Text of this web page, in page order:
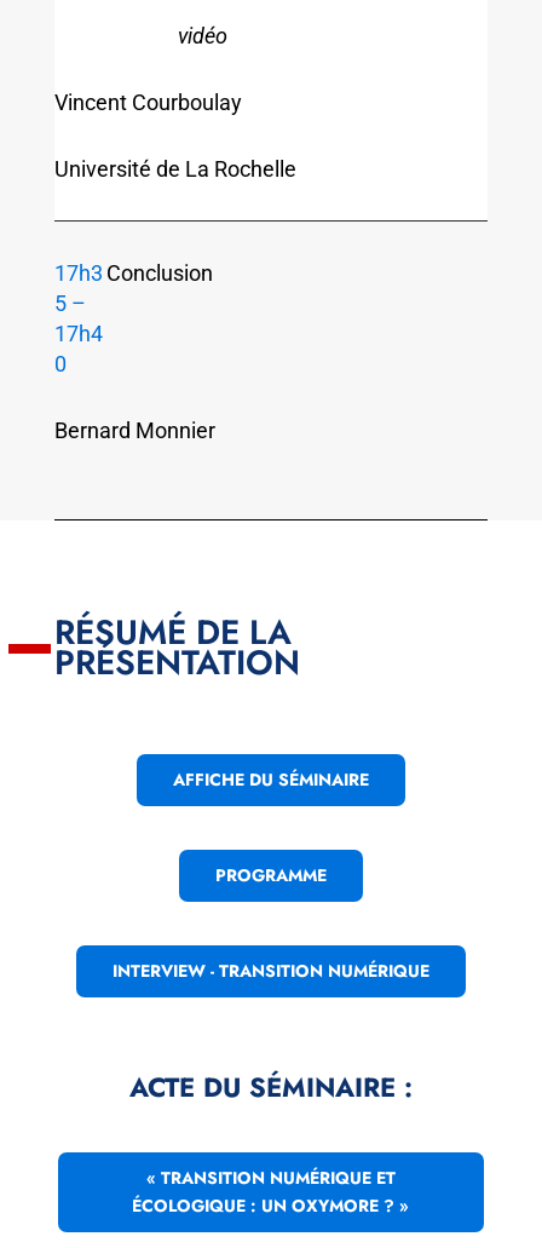
vidéo
Vincent Courboulay
Université de La Rochelle
17h3
5 –
17h4
0
Conclusion
Bernard Monnier
RÉSUMÉ DE LA
PRÉSENTATION
AFFICHE DU SÉMINAIRE
PROGRAMME
INTERVIEW - TRANSITION NUMÉRIQUE
ACTE DU SÉMINAIRE :
« TRANSITION NUMÉRIQUE ET
ÉCOLOGIQUE : UN OXYMORE ? »